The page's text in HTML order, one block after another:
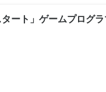
ート」ゲームプログ